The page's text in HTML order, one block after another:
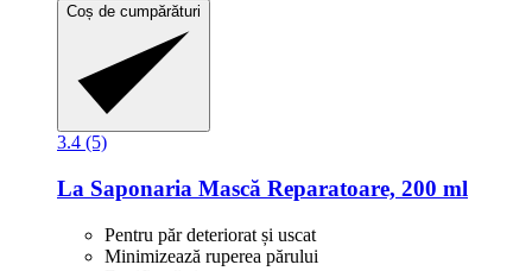
Coș de cumpărături
3.4 (5)
La Saponaria Mască Reparatoare, 200 ml
Pentru păr deteriorat și uscat
Minimizează ruperea părului